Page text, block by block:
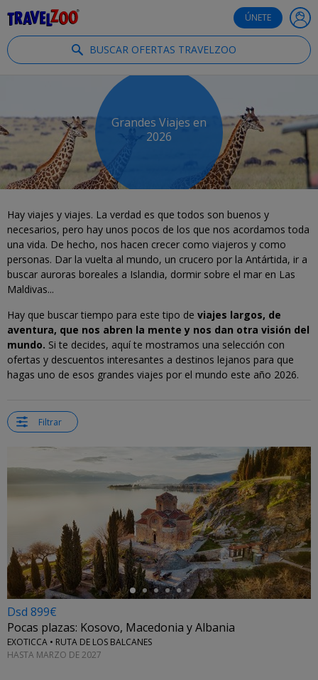
ÚNETE
BUSCAR OFERTAS TRAVELZOO
Grandes Viajes en
2026
Hay viajes y viajes. La verdad es que todos son buenos y
necesarios, pero hay unos pocos de los que nos acordamos toda
una vida. De hecho, nos hacen crecer como viajeros y como
personas. Dar la vuelta al mundo, un crucero por la Antártida, ir a
buscar auroras boreales a Islandia, dormir sobre el mar en Las
Maldivas...
Hay que buscar tiempo para este tipo de viajes largos, de
aventura, que nos abren la mente y nos dan otra visión del
mundo. Si te decides, aquí te mostramos una selección con
ofertas y descuentos interesantes a destinos lejanos para que
hagas uno de esos grandes viajes por el mundo este año 2026.
Filtrar
Dsd 899€
Pocas plazas: Kosovo, Macedonia y Albania
EXOTICCA • RUTA DE LOS BALCANES
HASTA MARZO DE 2027